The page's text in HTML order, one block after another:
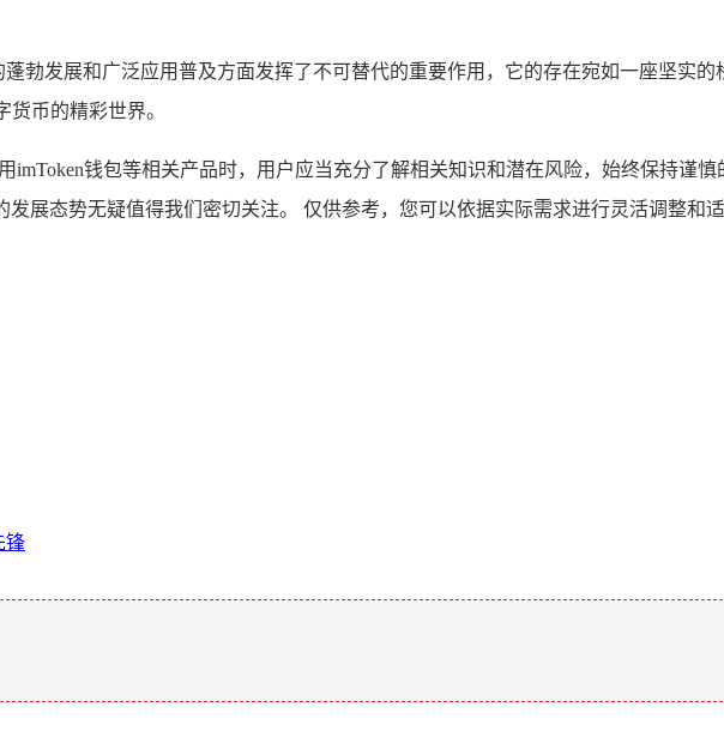
蓬勃发展和广泛应用普及方面发挥了不可替代的重要作用，它的存在宛如一座坚实
币的精彩世界。
钱包等相关产品时，用户应当充分了解相关知识和潜在风险，始终保持谨
发展态势无疑值得我们密切关注。 仅供参考，您可以依据实际需求进行灵活调整和
锋